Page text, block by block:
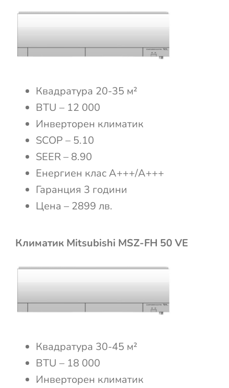
Квадратура 20-35 м²
BTU – 12 000
Инверторен климатик
SCOP – 5.10
SEER – 8.90
Енергиен клас А+++/А+++
Гаранция 3 години
Цена – 2899 лв.
Климатик Mitsubishi MSZ-FH 50 VE
Квадратура 30-45 м²
BTU – 18 000
Инверторен климатик